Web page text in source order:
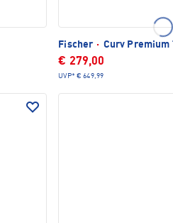
Fischer · Curv Premium
€ 279,00
UVP* € 649,99